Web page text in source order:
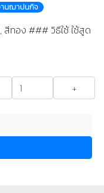
านฌาปนกิจ
ทอง ### วิธีใช้ ใช้สูด
+